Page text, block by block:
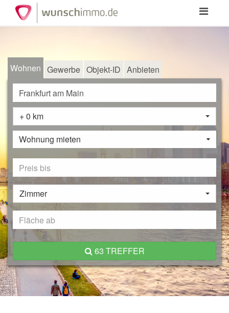
Toggle
Wohnen Gewerbe Objekt-ID Anbieten
+ 0 km
Wohnung mieten
Zimmer
63 TREFFER